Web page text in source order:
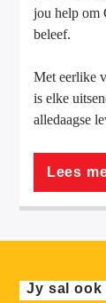
jou help om
beleef.
Met eerlike
is elke
alledaagse
Lees
Jy sal ook